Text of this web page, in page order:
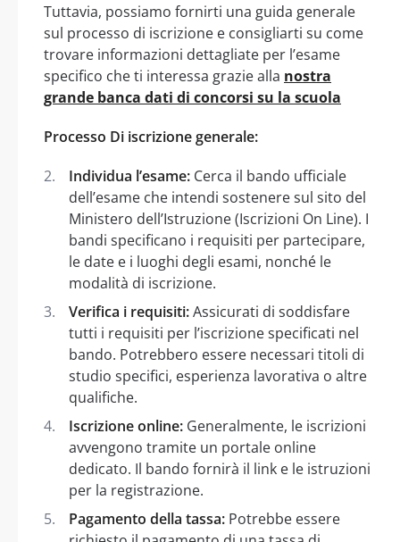
Tuttavia, possiamo fornirti una guida generale
sul processo di iscrizione e consigliarti su come
trovare informazioni dettagliate per l’esame
specifico che ti interessa grazie alla nostra
grande banca dati di concorsi su la scuola
Processo Di iscrizione generale:
Individua l’esame: Cerca il bando ufficiale
dell’esame che intendi sostenere sul sito del
Ministero dell’Istruzione (Iscrizioni On Line). I
bandi specificano i requisiti per partecipare,
le date e i luoghi degli esami, nonché le
modalità di iscrizione.
Verifica i requisiti:Assicurati di soddisfare
tutti i requisiti per l’iscrizione specificati nel
bando. Potrebbero essere necessari titoli di
studio specifici, esperienza lavorativa o altre
qualifiche.
Iscrizione online: Generalmente, le iscrizioni
avvengono tramite un portale online
dedicato. Il bando fornirà il link e le istruzioni
per la registrazione.
Pagamento della tassa: Potrebbe essere